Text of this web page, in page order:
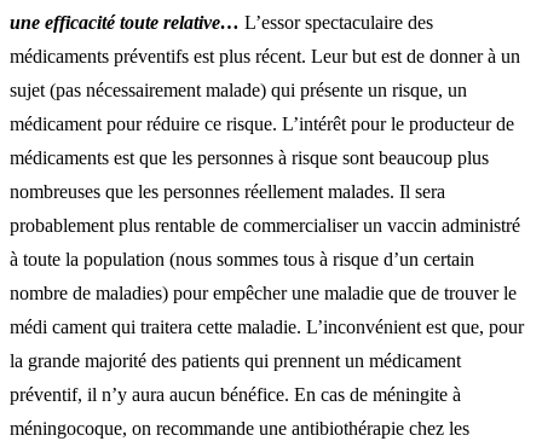
une efficacité toute relative… L’essor spectaculaire des
médicaments préventifs est plus récent. Leur but est de donner à un
sujet (pas nécessairement malade) qui présente un risque, un
médicament pour réduire ce risque. L’intérêt pour le producteur de
médicaments est que les personnes à risque sont beaucoup plus
nombreuses que les personnes réellement malades. Il sera
probablement plus rentable de commercialiser un vaccin administré
à toute la population (nous sommes tous à risque d’un certain
nombre de maladies) pour empêcher une maladie que de trouver le
médi cament qui traitera cette maladie. L’inconvénient est que, pour
la grande majorité des patients qui prennent un médicament
préventif, il n’y aura aucun bénéfice. En cas de méningite à
méningocoque, on recommande une antibiothérapie chez les